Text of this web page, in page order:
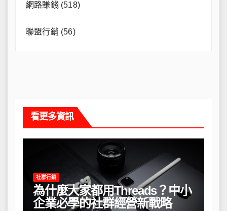
網路賺錢(518)
聯盟行銷 (56)
看更多資訊
社群行銷
為什麼大家都用Threads？中小
企業必學的社群經營新戰略